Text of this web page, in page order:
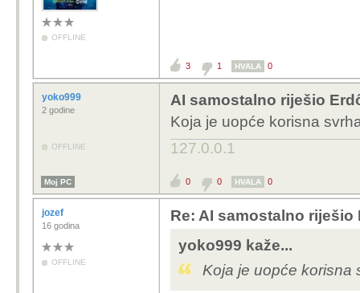
OFFLINE
3 1 HVALA 0
yoko999
2 godine
OFFLINE
AI samostalno riješio
Koja je uopće korisna
127.0.0.1
Moj PC 0 0 HVALA 0
jozef
16 godina
OFFLINE
Re: AI samostalno
yoko999 kaže...
Koja je uopće korisna